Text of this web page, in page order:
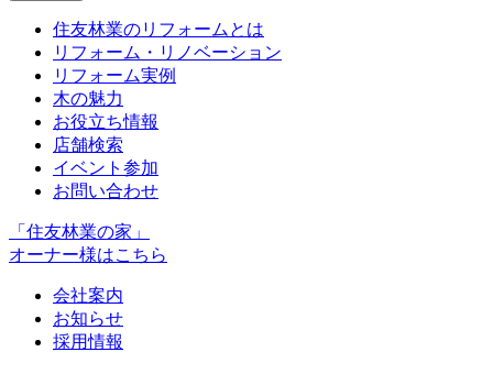
住友林業のリフォームとは
リフォーム・リノベーション
リフォーム実例
木の魅力
お役立ち情報
店舗検索
イベント参加
お問い合わせ
「住友林業の家」
オーナー様はこちら
会社案内
お知らせ
採用情報